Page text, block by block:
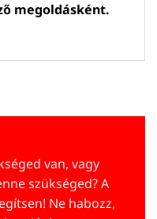
megoldásként.
van, vagy
szükséged? A
Ne habozz,